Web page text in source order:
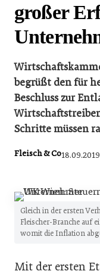
großer
begrüßt den für
Beschluss zur
Schritte müssen
Fleisch & Co
Gleich in der ersten
Fleischer-Branche auf
womit die Inflation
Mit der ersten